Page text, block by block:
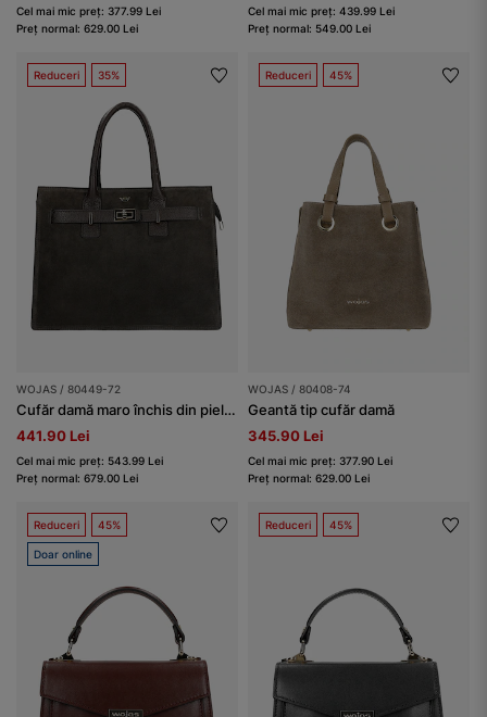
Cel mai mic preț: 377.99 Lei
Preț normal: 629.00 Lei
Cel mai mic preț: 439.99 Lei
Preț normal: 549.00 Lei
Reduceri 35%
WOJAS / 80449-72
Cufăr damă maro închis din piele combinată
441.90 Lei
Cel mai mic preț: 543.99 Lei
Preț normal: 679.00 Lei
Reduceri 45%
WOJAS / 80408-74
Geantă tip cufăr damă
345.90 Lei
Cel mai mic preț: 377.90 Lei
Preț normal: 629.00 Lei
Reduceri 45%
Doar online
Reduceri 45%